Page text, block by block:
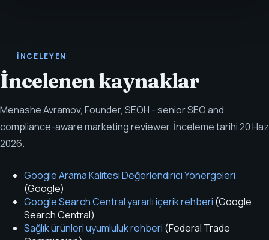
İNCELEYEN
İncelenen kaynaklar
Menashe Avramov, Founder, SEOH - senior SEO and
compliance-aware marketing reviewer. İnceleme tarihi20 Haz
2026.
Google Arama Kalitesi Değerlendirici Yönergeleri
(Google)
Google Search Central yararlı içerik rehberi (Google
Search Central)
Sağlık ürünleri uyumluluk rehberi (Federal Trade